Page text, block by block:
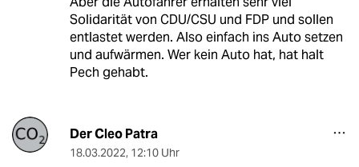
Solidarität von CDU/CSU und FDP und sollen
entlastet werden. Also einfach ins Auto setzen
und aufwärmen. Wer kein Auto hat, hat halt
Pech gehabt.
Der Cleo Patra
18.03.2022, 12:10 Uhr